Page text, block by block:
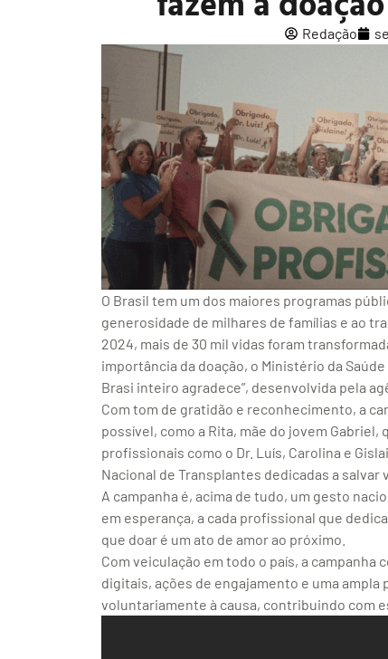
Redação
O Brasil tem um dos maiores programas
generosidade de milhares de famílias e ao
2024, mais de 30 mil vidas foram
importância da doação, o Ministério da Saúde
Brasi inteiro agradece”, desenvolvida pela
Com tom de gratidão e reconhecimento, a
possível, como a Rita, mãe do jovem
profissionais como o Dr. Luís, Carolina e
Nacional de Transplantes dedicadas a salvar
A campanha é, acima de tudo, um gesto
em esperança, a cada profissional que
que doar é um ato de amor ao próximo.
Com veiculação em todo o país, a
digitais, ações de engajamento e uma
voluntariamente à causa, contribuindo com